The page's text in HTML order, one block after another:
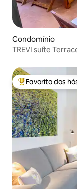
Condomínio
TREVI suíte
Favoritos dos
Favorito dos